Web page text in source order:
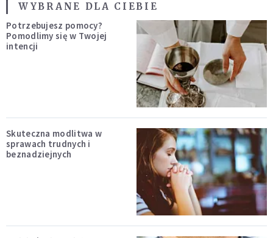
WYBRANE DLA CIEBIE
Potrzebujesz pomocy?
Pomodlimy się w Twojej
intencji
Skuteczna modlitwa w
sprawach trudnych i
beznadziejnych